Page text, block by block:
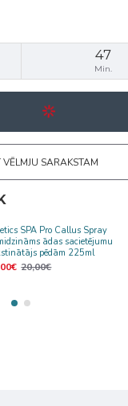
47
Min.
VĒLMJU SARAKSTAM
SPA Pro Callus Spray
ādas sacietējumu
pēdām 225ml
20,00€